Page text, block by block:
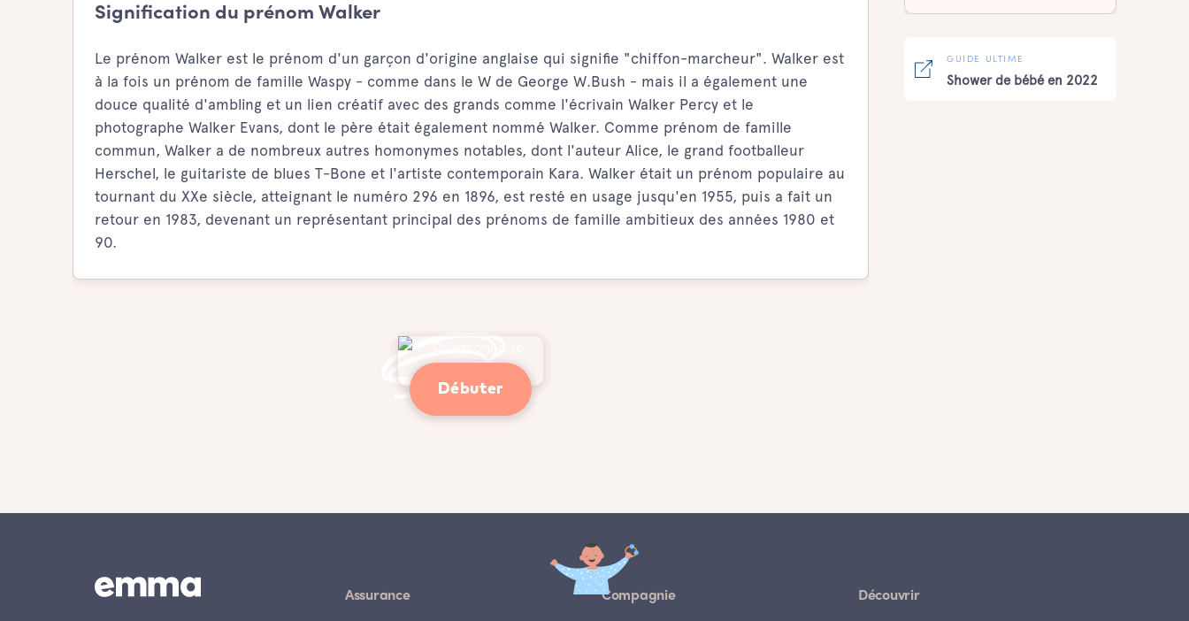
Signification du prénom Walker
Le prénom Walker est le prénom d'un garçon d'origine anglaise qui signifie "chiffon-marcheur". Walker est
à la fois un prénom de famille Waspy - comme dans le W de George W.Bush - mais il a également une
douce qualité d'ambling et un lien créatif avec des grands comme l'écrivain Walker Percy et le
photographe Walker Evans, dont le père était également nommé Walker. Comme prénom de famille
commun, Walker a de nombreux autres homonymes notables, dont l'auteur Alice, le grand footballeur
Herschel, le guitariste de blues T-Bone et l'artiste contemporain Kara. Walker était un prénom populaire au
tournant du XXe siècle, atteignant le numéro 296 en 1896, est resté en usage jusqu'en 1955, puis a fait un
retour en 1983, devenant un représentant principal des prénoms de famille ambitieux des années 1980 et
90.
Débuter
GUIDE ULTIME
Shower de bébé en 2022
Assurance Compagnie Découvrir